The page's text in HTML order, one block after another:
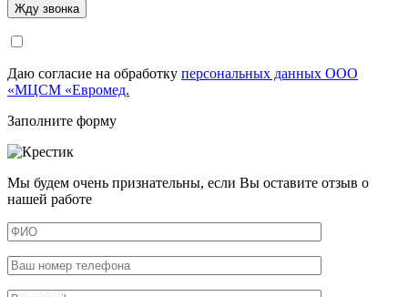
Даю согласие на обработку персональных данных ООО
«МЦСМ «Евромед.
Заполните форму
Мы будем очень признательны, если Вы оставите отзыв о
нашей работе